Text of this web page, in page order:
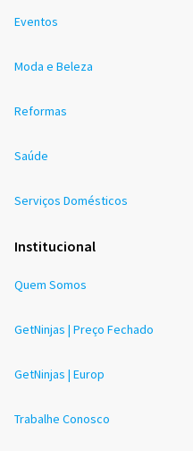
Eventos
Moda e Beleza
Reformas
Saúde
Serviços Domésticos
Institucional
Quem Somos
GetNinjas | Preço Fechado
GetNinjas | Europ
Trabalhe Conosco